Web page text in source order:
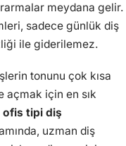
meydana gelir.
sadece günlük diş
ile giderilemez.
tonunu çok kısa
açmak için en sık
ofis tipi diş
uzman diş